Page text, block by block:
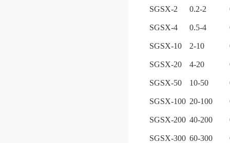
SGSX-2 0.2-2
SGSX-4 0.5-4
SGSX-10 2-10
SGSX-20 4-20
SGSX-50 10-50
SGSX-100 20-100
SGSX-200 40-200
SGSX-300 60-300